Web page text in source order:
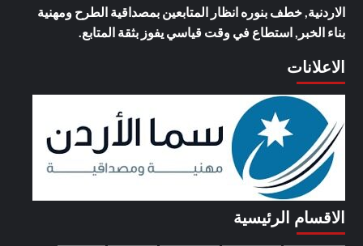
الاردنية, خطف بنوره انظار المتابعين بمصداقية الطرح ومهنية
بناء الخبر, استطاع في وقت قياسي يفوز بثقة المتابع.
الاعلانات
الاقسام الرئيسية